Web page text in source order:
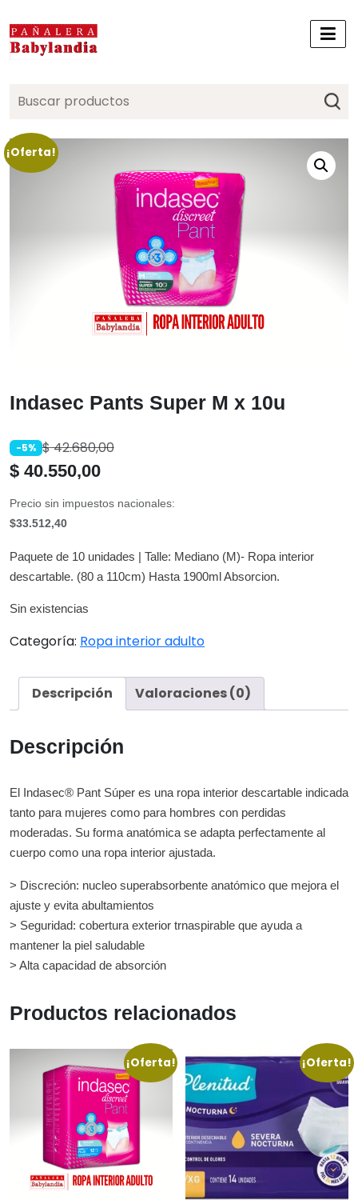
Search
for:
¡Oferta!
Indasec Pants Super M x 10u
-5% $42.680,00
$ 40.550,00
Precio sin impuestos nacionales:
$33.512,40
Paquete de 10 unidades | Talle: Mediano (M)- Ropa interior
descartable. (80 a 110cm) Hasta 1900ml Absorcion.
Sin existencias
Categoría: Ropa interior adulto
Descripción Valoraciones (0)
Descripción
El Indasec® Pant Súper es una ropa interior descartable indicada
tanto para mujeres como para hombres con perdidas
moderadas. Su forma anatómica se adapta perfectamente al
cuerpo como una ropa interior ajustada.
> Discreción: nucleo superabsorbente anatómico que mejora el
ajuste y evita abultamientos
> Seguridad: cobertura exterior trnaspirable que ayuda a
mantener la piel saludable
> Alta capacidad de absorción
Productos relacionados
¡Oferta! ¡Oferta!